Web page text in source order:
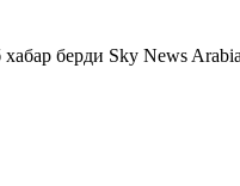
берди Sky News